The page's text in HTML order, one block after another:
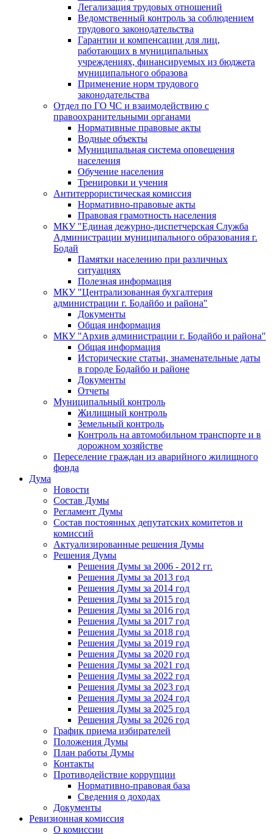
Легализация трудовых отношений
Ведомственный контроль за соблюдением
трудового законодательства
Гарантии и компенсации для лиц,
работающих в муниципальных
учреждениях, финансируемых из бюджета
муниципального образова
Применение норм трудового
законодательства
Отдел по ГО ЧС и взаимодействию с
правоохранительными органами
Нормативные правовые акты
Водные объекты
Муниципальная система оповещения
населения
Обучение населения
Тренировки и учения
Антитеррористическая комиссия
Нормативно-правовые акты
Правовая грамотность населения
МКУ "Единая дежурно-диспетчерская Служба
Администрации муниципального образования г.
Бодай
Памятки населению при различных
ситуациях
Полезная информация
МКУ "Централизованная бухгалтерия
администрации г. Бодайбо и района"
Документы
Общая информация
МКУ "Архив администрации г. Бодайбо и района"
Общая информация
Исторические статьи, знаменательные даты
в городе Бодайбо и районе
Документы
Отчеты
Муниципальный контроль
Жилищный контроль
Земельный контроль
Контроль на автомобильном транспорте и в
дорожном хозяйстве
Переселение граждан из аварийного жилищного
фонда
Дума
Новости
Состав Думы
Регламент Думы
Состав постоянных депутатских комитетов и
комиссий
Актуализированные решения Думы
Решения Думы
Решения Думы за 2006 - 2012 гг.
Решения Думы за 2013 год
Решения Думы за 2014 год
Решения Думы за 2015 год
Решения Думы за 2016 год
Решения Думы за 2017 год
Решения Думы за 2018 год
Решения Думы за 2019 год
Решения Думы за 2020 год
Решения Думы за 2021 год
Решения Думы за 2022 год
Решения Думы за 2023 год
Решения Думы за 2024 год
Решения Думы за 2025 год
Решения Думы за 2026 год
График приема избирателей
Положения Думы
План работы Думы
Контакты
Противодействие коррупции
Нормативно-правовая база
Сведения о доходах
Документы
Ревизионная комиссия
О комиссии